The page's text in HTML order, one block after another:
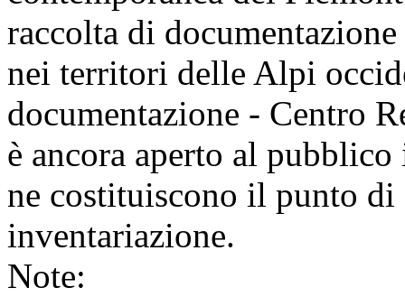
raccolta di
nei territori delle Alpi
documentazione - Centro
è ancora aperto al
ne costituiscono il punto
inventariazione.
Note: